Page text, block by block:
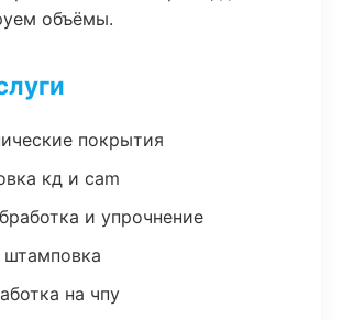
объёмы.
покрытия
кд и cam
и упрочнение
штамповка
на чпу